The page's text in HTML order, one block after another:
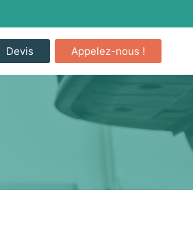
Devis Appelez-nous !